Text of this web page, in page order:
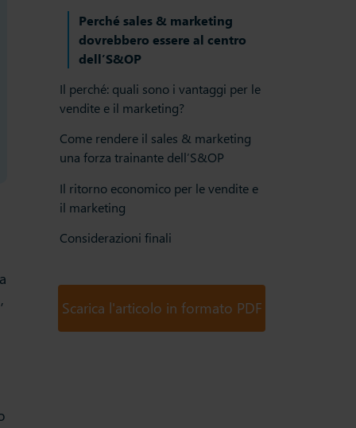
Perché sales & marketing
dovrebbero essere al centro
dell’S&OP
Il perché: quali sono i vantaggi per le
vendite e il marketing?
Come rendere il sales & marketing
una forza trainante dell’S&OP
Il ritorno economico per le vendite e
il marketing
Considerazioni finali
Scarica l'articolo in formato PDF